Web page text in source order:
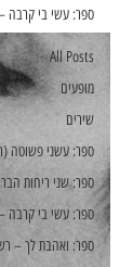
All Posts
מופעים
שירים
ספר: עשני פשוטה
ספר: שני ריחות
ספר: עשי בי קרבה
ספר: ואהבת לך –
ספר: עשי בי קרבה